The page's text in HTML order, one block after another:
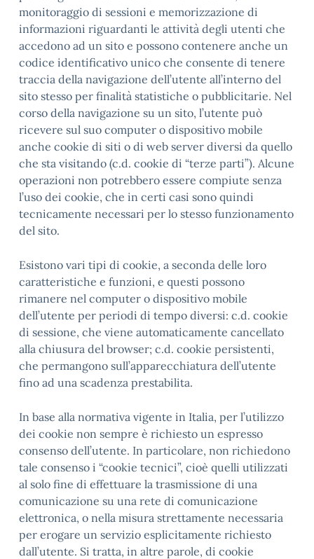
monitoraggio di sessioni e memorizzazione di
informazioni riguardanti le attività degli utenti che
accedono ad un sito e possono contenere anche un
codice identificativo unico che consente di tenere
traccia della navigazione dell’utente all’interno del
sito stesso per finalità statistiche o pubblicitarie. Nel
corso della navigazione su un sito, l’utente può
ricevere sul suo computer o dispositivo mobile
anche cookie di siti o di web server diversi da quello
che sta visitando (c.d. cookie di “terze parti”). Alcune
operazioni non potrebbero essere compiute senza
l’uso dei cookie, che in certi casi sono quindi
tecnicamente necessari per lo stesso funzionamento
del sito.
Esistono vari tipi di cookie, a seconda delle loro
caratteristiche e funzioni, e questi possono
rimanere nel computer o dispositivo mobile
dell’utente per periodi di tempo diversi: c.d. cookie
di sessione, che viene automaticamente cancellato
alla chiusura del browser; c.d. cookie persistenti,
che permangono sull’apparecchiatura dell’utente
fino ad una scadenza prestabilita.
In base alla normativa vigente in Italia, per l’utilizzo
dei cookie non sempre è richiesto un espresso
consenso dell’utente. In particolare, non richiedono
tale consenso i “cookie tecnici”, cioè quelli utilizzati
al solo fine di effettuare la trasmissione di una
comunicazione su una rete di comunicazione
elettronica, o nella misura strettamente necessaria
per erogare un servizio esplicitamente richiesto
dall’utente. Si tratta, in altre parole, di cookie